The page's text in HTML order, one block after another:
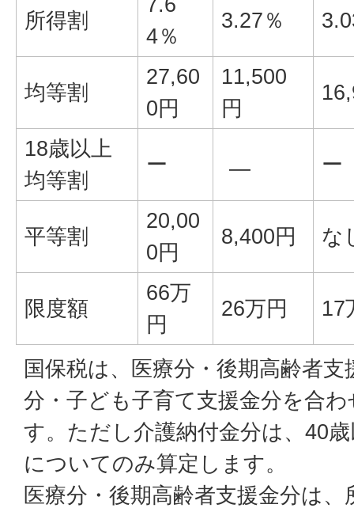
所得割
4％
3.27％
均等割
27,60
0円
11,500
円
18歳以上
均等割
ー ― ー
平等割
20,00
0円
8,400円 な
限度額
66万
円
26万円 17
国保税は、医療分・後期高齢者
分・子ども子育て支援金分を合
す。ただし介護納付金分は、40
についてのみ算定します。
医療分・後期高齢者支援金分は